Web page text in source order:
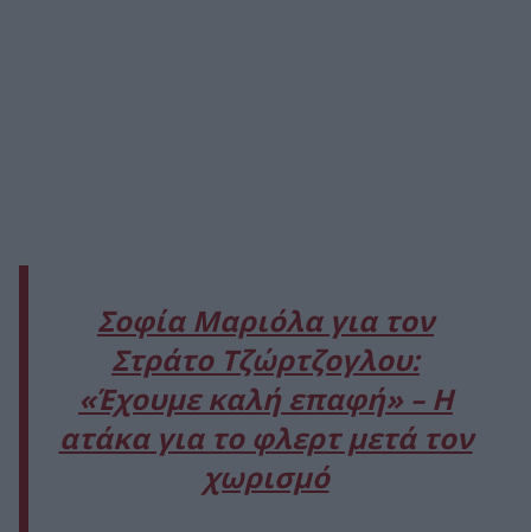
Σοφία Μαριόλα για τον
Στράτο Τζώρτζογλου:
«Έχουμε καλή επαφή» – Η
ατάκα για το φλερτ μετά τον
χωρισμό